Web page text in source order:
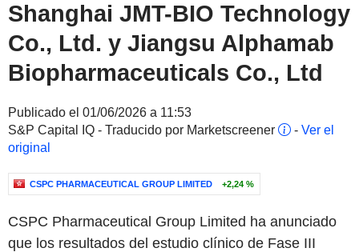
Shanghai JMT-BIO Technology
Co., Ltd. y Jiangsu Alphamab
Biopharmaceuticals Co., Ltd
Publicado el 01/06/2026 a 11:53
S&P Capital IQ - Traducido por Marketscreener
- Ver el
original
CSPC PHARMACEUTICAL GROUP LIMITED +2,24 %
CSPC Pharmaceutical Group Limited ha anunciado
que los resultados del estudio clínico de Fase III